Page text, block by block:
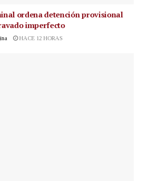
ordena detención provisional
imperfecto
HACE 12 HORAS